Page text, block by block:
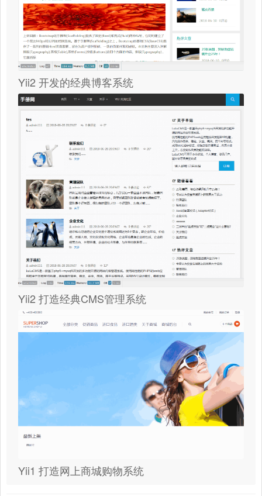
Yii2 开发的经典博客系统
Yii2 打造经典CMS管理系统
Yii1 打造网上商城购物系统